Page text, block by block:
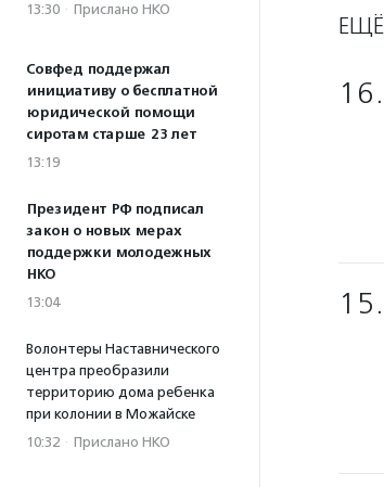
13:30 · Прислано НКО
Совфед поддержал
инициативу о бесплатной
юридической помощи
сиротам старше 23 лет
13:19
Президент РФ подписал
закон о новых мерах
поддержки молодежных
НКО
13:04
Волонтеры Наставнического
центра преобразили
территорию дома ребенка
при колонии в Можайске
10:32 · Прислано НКО